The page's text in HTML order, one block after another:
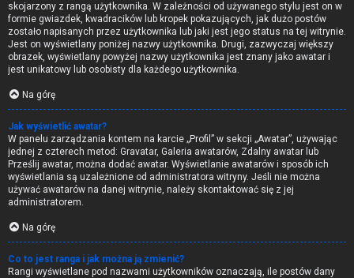
skojarzony z rangą użytkownika. W zależności od używanego stylu jest on w
formie gwiazdek, kwadracików lub kropek pokazujących, jak dużo postów
zostało napisanych przez użytkownika lub jaki jest jego status na tej witrynie.
Jest on wyświetlany poniżej nazwy użytkownika. Drugi, zazwyczaj większy
obrazek, wyświetlany powyżej nazwy użytkownika jest znany jako awatar i
jest unikatowy lub osobisty dla każdego użytkownika.
Na górę
Jak wyświetlić awatar?
W panelu zarządzania kontem na karcie „Profil” w sekcji „Awatar”, używając
jednej z czterech metod: Gravatar, Galeria awatarów, Zdalny awatar lub
Prześlij awatar, można dodać awatar. Wyświetlanie awatarów i sposób ich
wyświetlania są uzależnione od administratora witryny. Jeśli nie można
używać awatarów na danej witrynie, należy skontaktować się z jej
administratorem.
Na górę
Co to jest ranga i jak można ją zmienić?
Rangi wyświetlane pod nazwami użytkowników oznaczają, ile postów dany